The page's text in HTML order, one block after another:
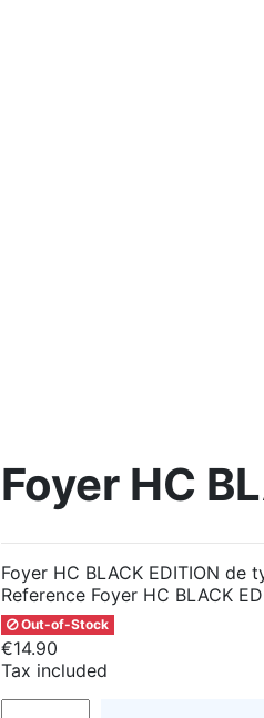
Foyer HC
Foyer HC BLACK EDITION de
Reference Foyer HC BLACK
Out-of-Stock
€14.90
Tax included